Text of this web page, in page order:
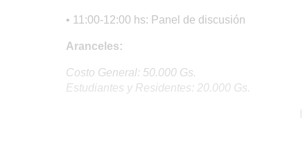
• 11:00-12:00 hs: Panel de discusión
Aranceles:
Costo General: 50.000 Gs.
Estudiantes y Residentes: 20.000 Gs.